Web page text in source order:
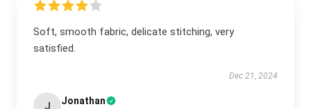
Soft, smooth fabric, delicate stitching, very
satisfied.
Dec 21, 2024
J Jonathan